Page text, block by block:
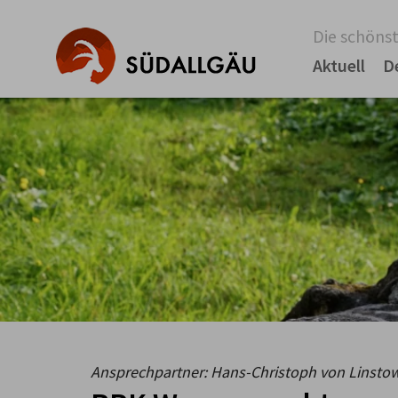
Die
Aktuell
Ansprechpartner: Hans-Christoph von